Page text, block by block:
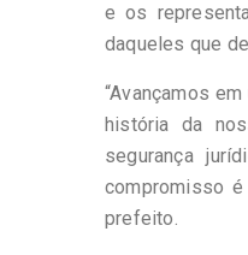
e os
daqueles que
“Avançamos
história da
segurança
compromisso
prefeito.